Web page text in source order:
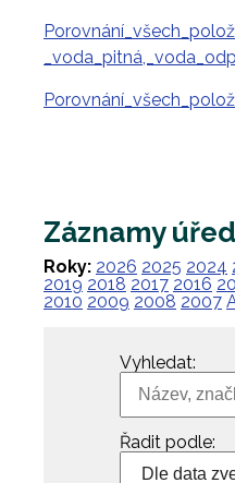
Záznamy
Roky: 2026 2025 2024
2019 2018 2017 2016
2010 2009 2008 2007
Vyhledat:
Řadit podle: